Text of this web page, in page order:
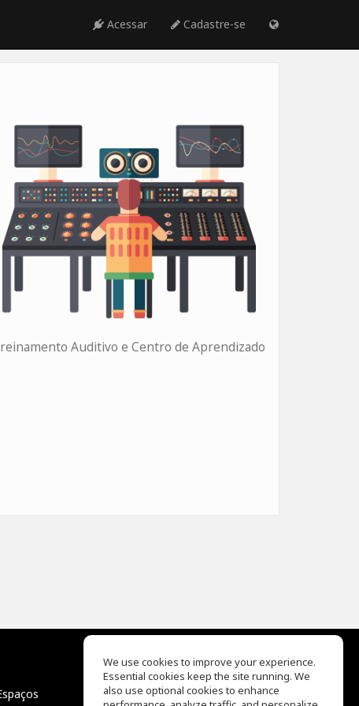
Acessar Cadastre-se
Auditivo e Centro de Aprendizado
EQ Ear Training
Drum Machine
We use cookies to improve your experience.
Essential cookies keep the site running. We
also use optional cookies to enhance